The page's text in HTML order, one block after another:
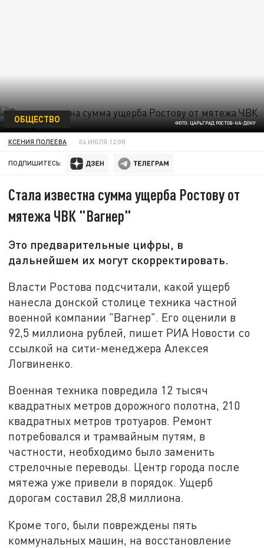
ФОТО: ЦАРЬГРАД РОСТОВ-НА-ДОНУ
ОБЩЕСТВО
КСЕНИЯ ПОЛЕЕВА 04 ИЮЛЯ 12:08
ПОДПИШИТЕСЬ:
Стала известна сумма ущерба Ростову от
мятежа ЧВК "Вагнер"
Это предварительные цифры, в
дальнейшем их могут скорректировать.
Власти Ростова подсчитали, какой ущерб
нанесла донской столице техника частной
военной компании "Вагнер". Его оценили в
92,5 миллиона рублей, пишет РИА Новости со
ссылкой на сити-менеджера Алексея
Логвиненко.
Военная техника повредила 12 тысяч
квадратных метров дорожного полотна, 210
квадратных метров тротуаров. Ремонт
потребовался и трамвайным путям, в
частности, необходимо было заменить
стрелочные переводы. Центр города после
мятежа уже привели в порядок. Ущерб
дорогам составил 28,8 миллиона.
Кроме того, были повреждены пять
коммунальных машин, на восстановление